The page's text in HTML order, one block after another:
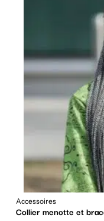
Accessoires
Collier menotte et